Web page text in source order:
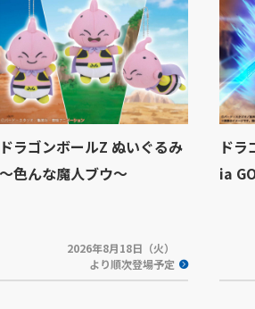
ドラゴンボールZ ぬいぐるみ
～色んな魔人ブウ～
2026年8月18日（火）
より順次登場予定
ド
ia